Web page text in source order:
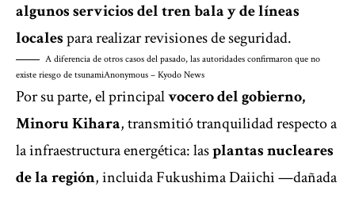
algunos servicios del tren bala y de líneas
localespara realizar revisiones de seguridad.
A diferencia de otros casos del pasado, las autoridades confirmaron que no
existe riesgo de tsunamiAnonymous – Kyodo News
Por su parte, el principalvocero del gobierno,
Minoru Kihara, transmitió tranquilidad respecto a
la infraestructura energética: lasplantas nucleares
de la región, incluida Fukushima Daiichi —dañada